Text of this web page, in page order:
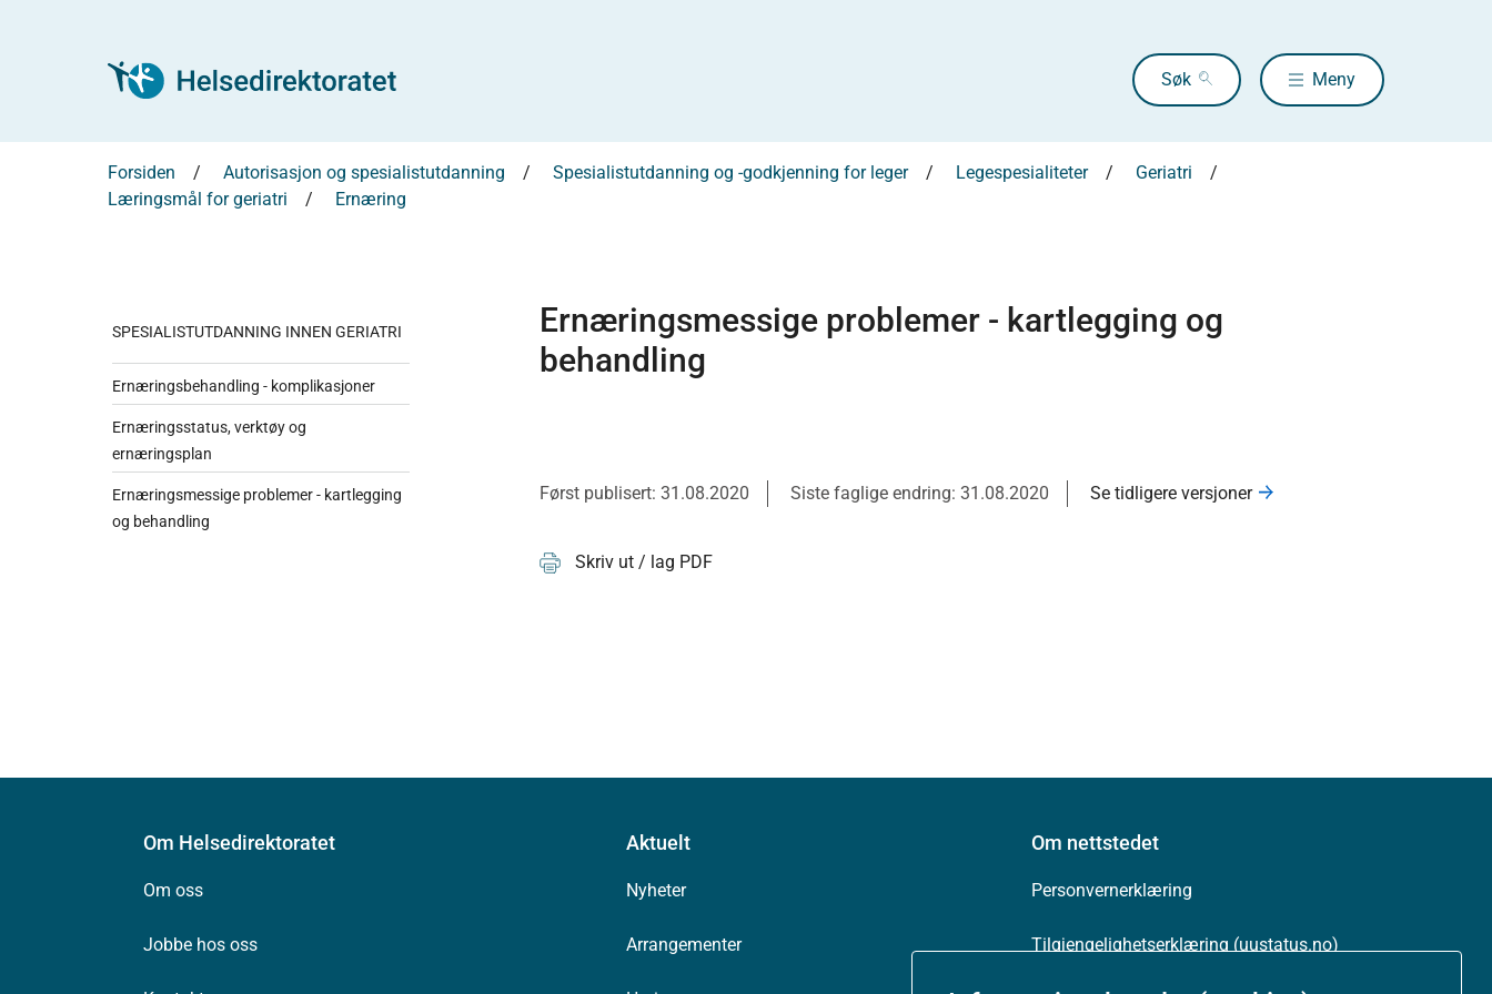
Søk Meny
Forsiden Autorisasjon og spesialistutdanning Spesialistutdanning og -godkjenning for leger Legespesialiteter
Geriatri
Læringsmål for geriatri
Ernæring
SPESIALISTUTDANNING INNEN GERIATRI
Ernæringsbehandling - komplikasjoner
Ernæringsstatus, verktøy og
ernæringsplan
Ernæringsmessige problemer - kartlegging
og behandling
Ernæringsmessige problemer - kartlegging og
behandling
Først publisert: 31.08.2020 Siste faglige endring: 31.08.2020 Se tidligere versjoner
Skriv ut / lag PDF
Om Helsedirektoratet
Om oss
Jobbe hos oss
Aktuelt
Nyheter
Arrangementer
Om nettstedet
Personvernerklæring
Tilgjengelighetserklæring (uustatus.no)